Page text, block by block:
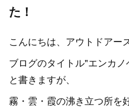
た！
こんにちは、アウトドアー
ブログのタイトル"エンカ
と書きますが、
霧・雲・霞の沸き立つ所を